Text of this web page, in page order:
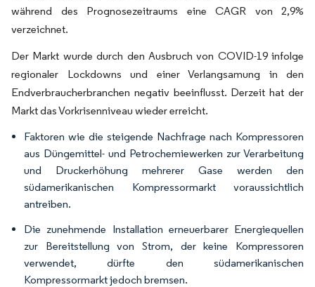
während des Prognosezeitraums eine CAGR von 2,9%
verzeichnet.
Der Markt wurde durch den Ausbruch von COVID-19 infolge
regionaler Lockdowns und einer Verlangsamung in den
Endverbraucherbranchen negativ beeinflusst. Derzeit hat der
Markt das Vorkrisenniveau wieder erreicht.
Faktoren wie die steigende Nachfrage nach Kompressoren
aus Düngemittel- und Petrochemiewerken zur Verarbeitung
und Druckerhöhung mehrerer Gase werden den
südamerikanischen Kompressormarkt voraussichtlich
antreiben.
Die zunehmende Installation erneuerbarer Energiequellen
zur Bereitstellung von Strom, der keine Kompressoren
verwendet, dürfte den südamerikanischen
Kompressormarkt jedoch bremsen.